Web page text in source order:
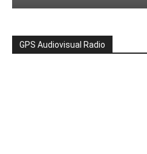
GPS Audiovisual Radio